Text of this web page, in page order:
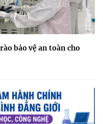
bảo vệ an toàn cho